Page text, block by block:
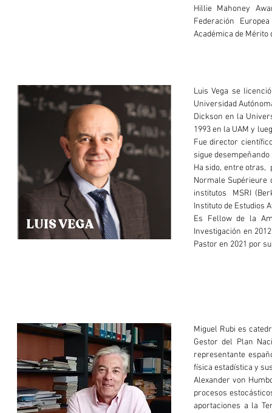
Hillie Mahoney
Federación
Académica de Mérito
LUIS VEGA
Luis Vega se
Universidad
Dickson en la
1993 en la UAM y
Fue director
sigue
Ha sido, entre otras,
Normale Supérieure
institutos MSRI
Instituto de Estudios
Es Fellow de la
Investigación en
Pastor en 2021 por
Miguel Rubi es
Gestor del Plan
representante
física estadística y
Alexander von
procesos
aportaciones a la